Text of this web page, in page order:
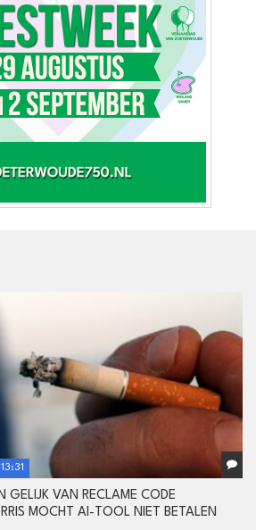
GELIJK VAN RECLAME CODE
MOCHT AI-TOOL NIET BETALEN